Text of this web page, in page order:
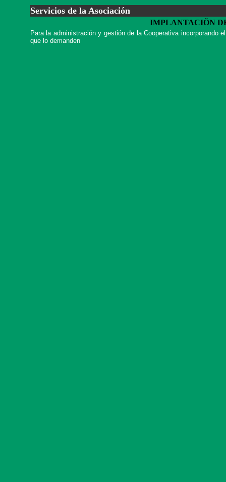
Servicios de la Asociación
IMPLANTACIÖN
Para la administración y gestión de la Cooperativa incorporando
que lo demanden